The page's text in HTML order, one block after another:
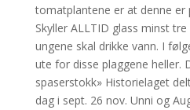
tomatplantene er at denne er
Skyller ALLTID glass minst
ungene skal drikke vann. I
ute for disse plaggene heller.
spaserstokk» Historielaget
dag i sept. 26 nov. Unni og